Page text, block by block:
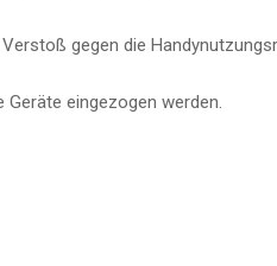
gegen die
Geräte eingezogen werden.